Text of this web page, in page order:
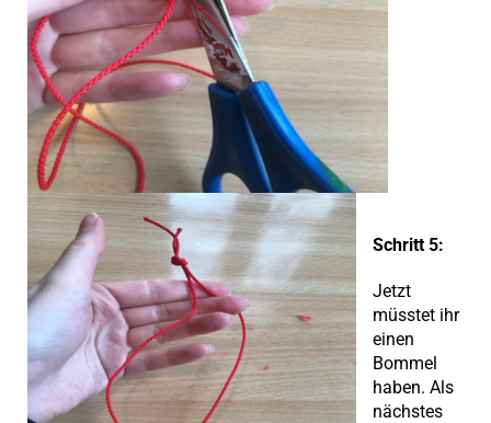
Schritt 5:
Jetzt
müsstet ihr
einen
Bommel
haben. Als
nächstes